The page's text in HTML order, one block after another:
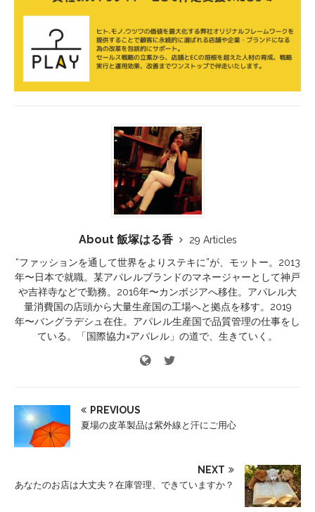
About 飯塚はる香
29 Articles
“ファッションを通して世界をよりステキに”が、モットー。2013
年〜日本で就職。某アパレルブランドのマネージャーとして神戸
や吉祥寺などで勤務。2016年〜カンボジアへ移住。アパレル大
量消費国の店頭から大量生産国の工場へと拠点を移す。2019
年〜バングラデシュ在住。アパレル生産国で品質管理の仕事をし
ている。「国際協力×アパレル」の道で、生きていく。
PREVIOUS
夏場の皮革製品は紫外線と汗にご用心
NEXT
あなたのお店は大丈夫？在庫管理、できていますか？